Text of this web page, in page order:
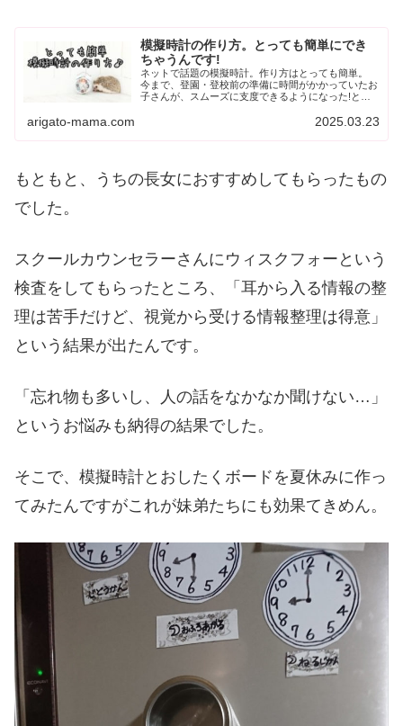
模擬時計の作り方。とっても簡単にでき
ちゃうんです!
ネットで話題の模擬時計。作り方はとっても簡単。
今まで、登園・登校前の準備に時間がかかっていたお
子さんが、スムーズに支度できるようになった!と噂
役立ちグッズが簡単に自分で作れてしまうんです...
arigato-mama.com 2025.03.23
もともと、うちの長女におすすめしてもらったもの
でした。
スクールカウンセラーさんにウィスクフォーという
検査をしてもらったところ、「耳から入る情報の整
理は苦手だけど、視覚から受ける情報整理は得意」
という結果が出たんです。
「忘れ物も多いし、人の話をなかなか聞けない…」
というお悩みも納得の結果でした。
そこで、模擬時計とおしたくボードを夏休みに作っ
てみたんですがこれが妹弟たちにも効果てきめん。